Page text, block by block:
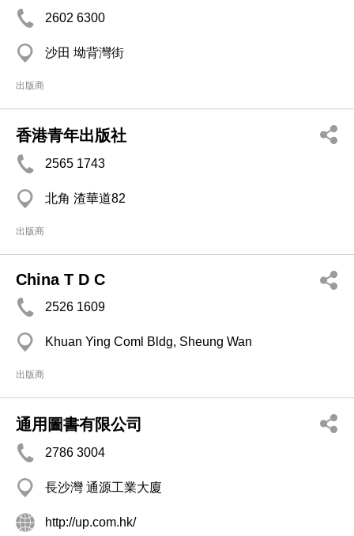
2602 6300
沙田 坳背灣街
出版商
香港青年出版社
2565 1743
北角 渣華道82
出版商
China T D C
2526 1609
Khuan Ying Coml Bldg, Sheung Wan
出版商
通用圖書有限公司
2786 3004
長沙灣 通源工業大廈
http://up.com.hk/